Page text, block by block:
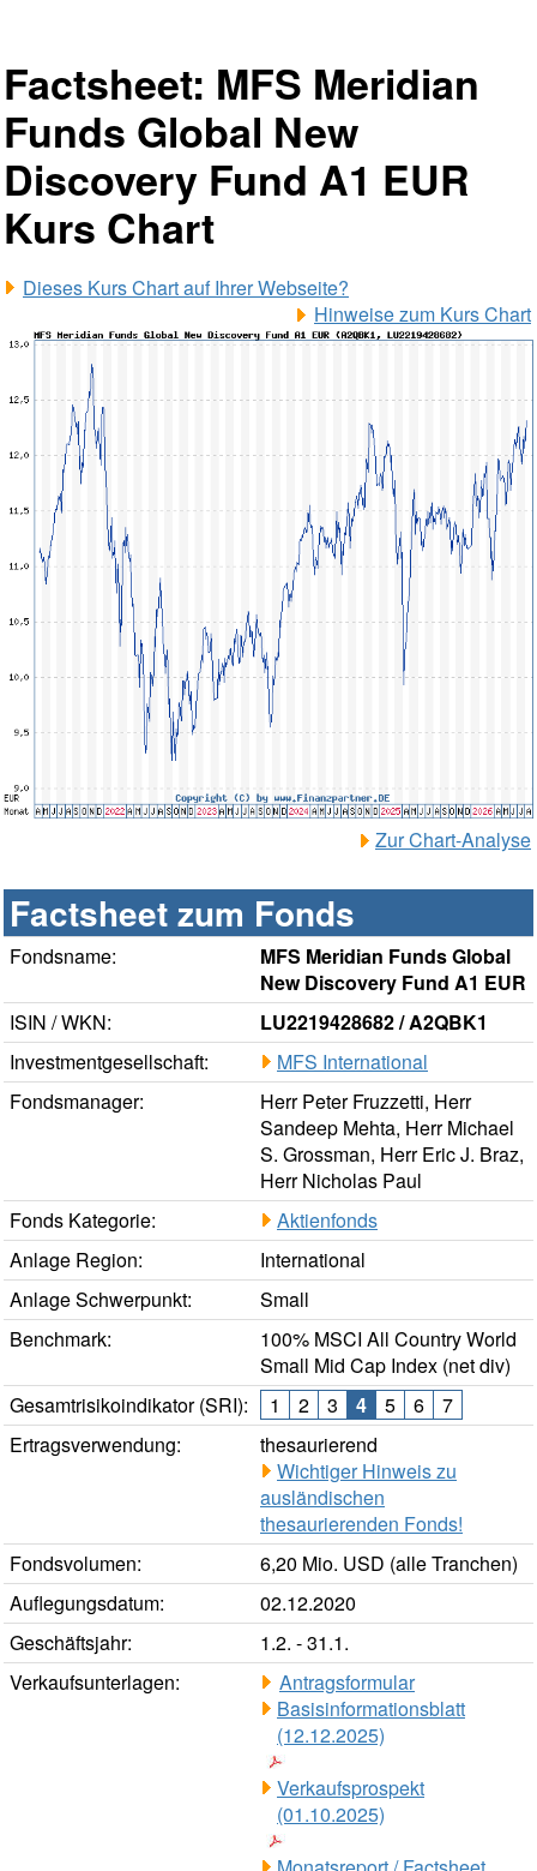
Factsheet: MFS Meridian
Funds Global New
Discovery Fund A1 EUR
Kurs Chart
Dieses Kurs Chart auf Ihrer Webseite?
Hinweise zum Kurs Chart
Zur Chart-Analyse
Factsheet zum Fonds
Fondsname:
MFS Meridian Funds Global
New Discovery Fund A1 EUR
ISIN / WKN:
LU2219428682 / A2QBK1
Investmentgesellschaft:
MFS International
Fondsmanager:
Herr Peter Fruzzetti, Herr
Sandeep Mehta, Herr Michael
S. Grossman, Herr Eric J. Braz,
Herr Nicholas Paul
Fonds Kategorie:
Aktienfonds
Anlage Region:
International
Anlage Schwerpunkt:
Small
Benchmark:
100% MSCI All Country World
Small Mid Cap Index (net div)
Gesamtrisikoindikator (SRI):
1 2 3 4 5 6
7
Ertragsverwendung:
thesaurierend
Wichtiger Hinweis zu
ausländischen
thesaurierenden Fonds!
Fondsvolumen:
6,20 Mio. USD (alle Tranchen)
Auflegungsdatum:
02.12.2020
Geschäftsjahr:
1.2. - 31.1.
Verkaufsunterlagen:
Antragsformular
Basisinformationsblatt
(12.12.2025)
Verkaufsprospekt
(01.10.2025)